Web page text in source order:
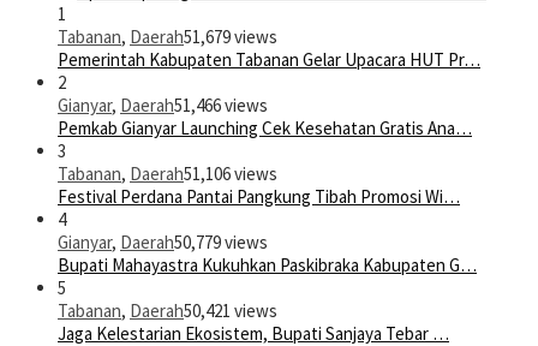
1
Tabanan, Daerah51,679 views
Pemerintah Kabupaten Tabanan Gelar Upacara HUT Pr…
2
Gianyar, Daerah51,466 views
Pemkab Gianyar Launching Cek Kesehatan Gratis Ana…
3
Tabanan, Daerah51,106 views
Festival Perdana Pantai Pangkung Tibah Promosi Wi…
4
Gianyar, Daerah50,779 views
Bupati Mahayastra Kukuhkan Paskibraka Kabupaten G…
5
Tabanan, Daerah50,421 views
Jaga Kelestarian Ekosistem, Bupati Sanjaya Tebar …